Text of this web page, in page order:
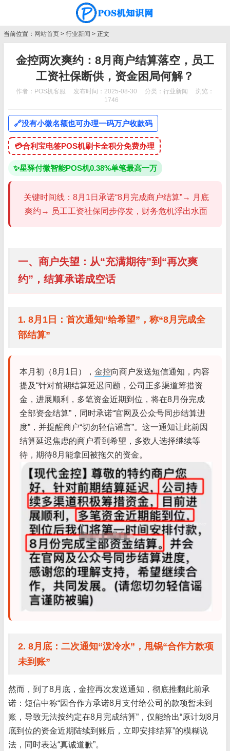
当前位置： 网站首页 > 行业新闻 > 正文
金控两次爽约：8月商户结算落空，员工
工资社保断供，资金困局何解？
作者：POS机客服 发布时间：2025-08-30 分类： 行业新闻
浏览：
1746
🔗没有小微名额也可办理一码万户收款码
💳合利宝电签POS机刷卡全积分免费办理
✨星驿付微智能POS机0.38%单笔最高一万
关键时间线：8月1日承诺“8月完成商户结算”→ 月底
爽约→ 员工工资社保同步停发，财务危机浮出水面
一、商户失望：从“充满期待”到“再次爽
约”，结算承诺成空话
1. 8月1日：首次通知“给希望”，称“8月完成全
部结算”
本月初（8月1日）， 金控向商户发送短信通知，内容
提及“针对前期结算延迟问题，公司正多渠道筹措资
金，进展顺利，多笔资金近期到位，将在8月份完成
全部资金结算”，同时承诺“官网及公众号同步结算进
度”，并提醒商户“切勿轻信谣言”。这一通知让此前因
结算延迟焦虑的商户看到希望，多数人选择继续等
待，期待8月能拿回被拖欠的资金。
2. 8月底：二次通知“泼冷水”，甩锅“合作方款项
未到账”
然而，到了8月底，金控再次发送通知，彻底推翻此前承
诺：短信中称“因合作方承诺8月支付给公司的款项暂未到
账，导致无法按约定在8月完成结算”，仅能给出“原计划8月
底到位的资金近期陆续到账后，立即安排结算”的模糊说
法，同时表达“真诚道歉”。